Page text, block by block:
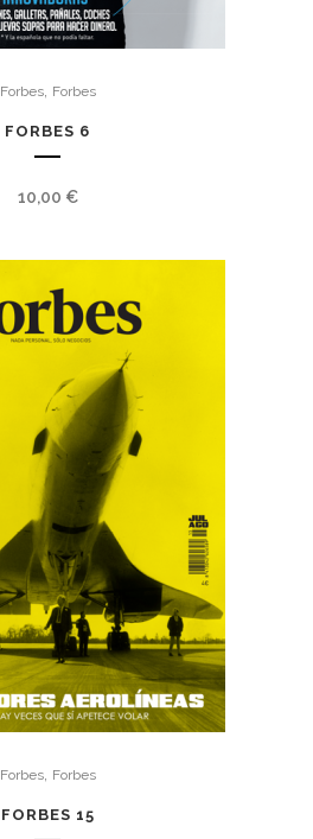
Forbes, Forbes
FORBES 6
10,00 €
Forbes, Forbes
FORBES 15